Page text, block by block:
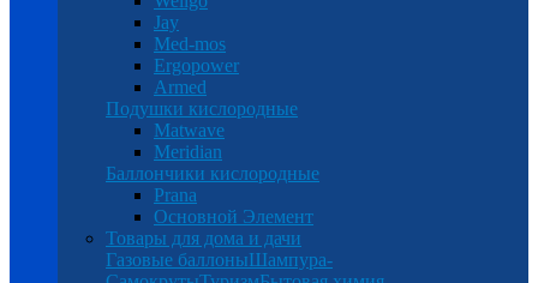
Jay
Med-mos
Ergopower
Armed
Подушки кислородные
Matwave
Meridian
Баллончики кислородные
Prana
Основной Элемент
Товары для дома и дачи
Газовые баллоныШампура-